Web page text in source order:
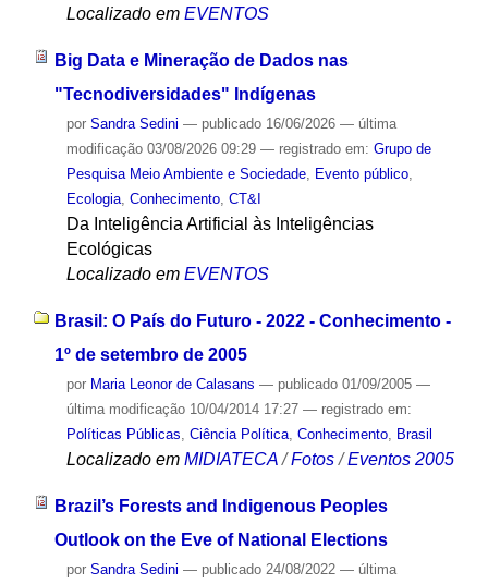
Localizado em EVENTOS
Big Data e Mineração de Dados nas
"Tecnodiversidades" Indígenas
por Sandra Sedini — publicado16/06/2026 — última
modificação03/08/2026 09:29 — registrado em: Grupo de
Pesquisa Meio Ambiente e Sociedade, Evento público,
Ecologia, Conhecimento, CT&I
Da Inteligência Artificial às Inteligências
Ecológicas
Localizado em EVENTOS
Brasil: O País do Futuro - 2022 - Conhecimento -
1º de setembro de 2005
por Maria Leonor de Calasans — publicado01/09/2005 —
última modificação10/04/2014 17:27 — registrado em:
Políticas Públicas Ciência Política, Conhecimento, Brasil
Localizado em MIDIATECA /Fotos /Eventos 2005
Brazil’s Forests and Indigenous Peoples
Outlook on the Eve of National Elections
por Sandra Sedini — publicado24/08/2022 — última